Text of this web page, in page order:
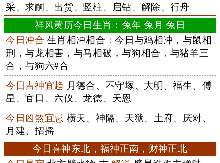
采、求嗣、出货、竖柱、启钻、解除、行舟
祥风黄历今日生肖：兔年 兔月 兔日
今日冲合 生肖相冲相合：今日与鸡相冲，与鼠相
刑，与龙相害，与马相破，与狗相合，与猪羊三
合，与狗六#合
今日吉神宜趋 月德合、不守塚、大明、福生、傅
星、官日、六仪、龙德、天恩
今日凶煞宜忌 横天、神隔、天狱、土府、厌对、
月建、招摇
今日喜神东北，福神正南，财神正北